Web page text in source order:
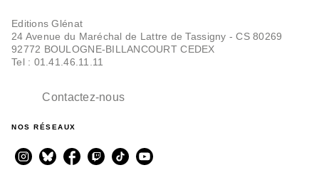
Editions Glénat
24 Avenue du Maréchal de Lattre de Tassigny - CS 80269
92772 BOULOGNE-BILLANCOURT CEDEX
Tel : 01.41.46.11.11
Contactez-nous
NOS RÉSEAUX